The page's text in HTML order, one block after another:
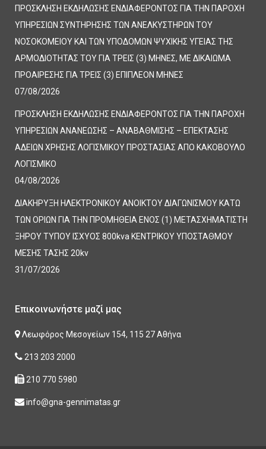
ΠΡΟΣΚΛΗΣΗ ΕΚΔΗΛΩΣΗΣ ΕΝΔΙΑΦΕΡΟΝΤΟΣ ΓΙΑ ΤΗΝ ΠΑΡΟΧΗ
ΥΠΗΡΕΣΙΩΝ ΣΥΝΤΗΡΗΣΗΣ ΤΩΝ ΑΝΕΛΚΥΣΤΗΡΩΝ ΤΟΥ
ΝΟΣΟΚΟΜΕΙΟΥ ΚΑΙ ΤΩΝ ΥΠΟΔΟΜΩΝ ΨΥΧΙΚΗΣ ΥΓΕΙΑΣ ΤΗΣ
ΑΡΜΟΔΙΟΤΗΤΑΣ ΤΟΥ ΓΙΑ ΤΡΕΙΣ (3) ΜΗΝΕΣ, ΜΕ ΔΙΚΑΙΩΜΑ
ΠΡΟΑΙΡΕΣΗΣ ΓΙΑ ΤΡΕΙΣ (3) ΕΠΙΠΛΕΟΝ ΜΗΝΕΣ
07/08/2026
ΠΡΟΣΚΛΗΣΗ ΕΚΔΗΛΩΣΗΣ ΕΝΔΙΑΦΕΡΟΝΤΟΣ ΓΙΑ ΤΗΝ ΠΑΡΟΧΗ
ΥΠΗΡΕΣΙΩΝ ΑΝΑΝΕΩΣΗΣ – ΑΝΑΒΑΘΜΙΣΗΣ – ΕΠΕΚΤΑΣΗΣ
ΑΔΕΙΩΝ ΧΡΗΣΗΣ ΛΟΓΙΣΜΙΚΟΥ ΠΡΟΣΤΑΣΙΑΣ ΑΠΟ ΚΑΚΟΒΟΥΛΟ
ΛΟΓΙΣΜΙΚΟ
04/08/2026
ΔΙΑΚΗΡΥΞΗ ΗΛΕΚΤΡΟΝΙΚΟΥ ΑΝΟΙΚΤΟΥ ΔΙΑΓΩΝΙΣΜΟΥ ΚΑΤΩ
ΤΩΝ ΟΡΙΩΝ ΓΙΑ ΤΗΝ ΠΡΟΜΗΘΕΙΑ ΕΝΟΣ (1) ΜΕΤΑΣΧΗΜΑΤΙΣΤΗ
ΞΗΡΟΥ ΤΥΠΟΥ ΙΣΧΥΟΣ 800kva ΚΕΝΤΡΙΚΟΥ ΥΠΟΣΤΑΘΜΟΥ
ΜΕΣΗΣ ΤΑΣΗΣ 20kv
31/07/2026
Επικοινωνήστε μαζί μας
Λεωφόρος Μεσογείων 154, 115 27 Αθήνα
213 203 2000
210 770 5980
info@gna-gennimatas.gr